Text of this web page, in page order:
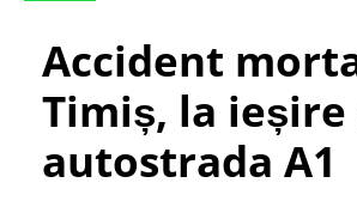
Accident
Timiș, la ieșire
autostrada A1